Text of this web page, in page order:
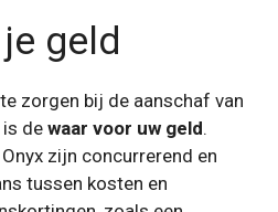
geld
zorgen bij de aanschaf van
de waar voor uw geld.
zijn concurrerend en
tussen kosten en